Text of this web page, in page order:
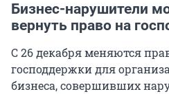
Бизнес-нарушители
вернуть право на
С 26 декабря меняются
господдержки для
бизнеса, совершивших